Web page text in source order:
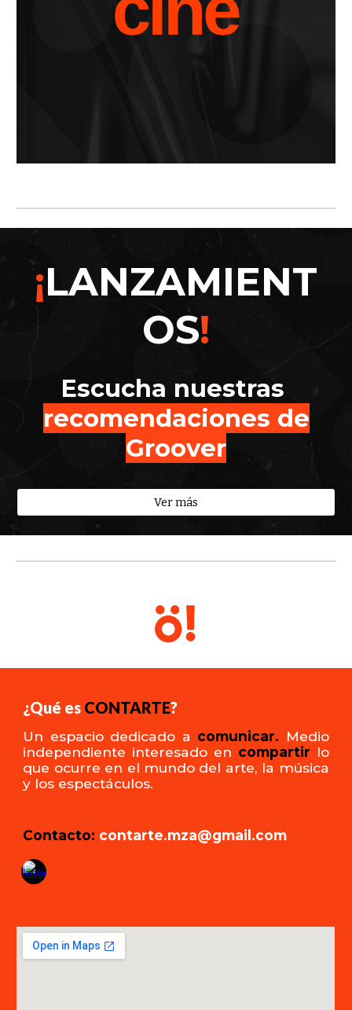
¡LANZAMIENT
OS!
Escucha nuestras
recomendaciones de
Groover
Ver más
¿Qué es CONTARTE?
Un espacio dedicado a comunicar. Medio
independiente interesado en compartir lo
que ocurre en el mundo del arte, la música
y los espectáculos.
Contacto: contarte.mza@gmail.com